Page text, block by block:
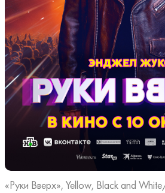
«Руки Вверх», Yellow, Black and